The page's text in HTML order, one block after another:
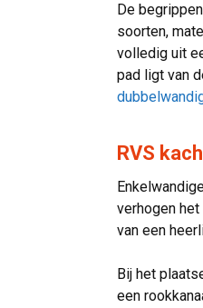
De begrippen
soorten,
volledig uit
pad ligt van
RVS
verhogen
van een
Bij het
een